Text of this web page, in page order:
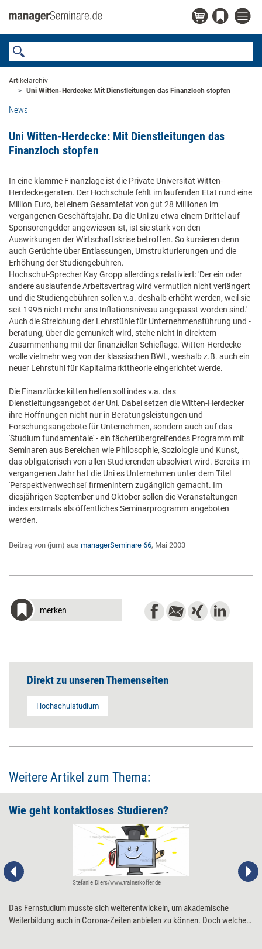
Artikelarchiv
Uni Witten-Herdecke: Mit Dienstleitungen das Finanzloch stopfen
News
Uni Witten-Herdecke: Mit Dienstleitungen das
Finanzloch stopfen
In eine klamme Finanzlage ist die Private Universität Witten-
Herdecke geraten. Der Hochschule fehlt im laufenden Etat rund eine
Million Euro, bei einem Gesamtetat von gut 28 Millionen im
vergangenen Geschäftsjahr. Da die Uni zu etwa einem Drittel auf
Sponsorengelder angewiesen ist, ist sie stark von den
Auswirkungen der Wirtschaftskrise betroffen. So kursieren denn
auch Gerüchte über Entlassungen, Umstrukturierungen und die
Erhöhung der Studiengebühren.
Hochschul-Sprecher Kay Gropp allerdings relativiert: 'Der ein oder
andere auslaufende Arbeitsvertrag wird vermutlich nicht verlängert
und die Studiengebühren sollen v.a. deshalb erhöht werden, weil sie
seit 1995 nicht mehr ans Inflationsniveau angepasst worden sind.'
Auch die Streichung der Lehrstühle für Unternehmensführung und -
beratung, über die gemunkelt wird, stehe nicht in direktem
Zusammenhang mit der finanziellen Schieflage. Witten-Herdecke
wolle vielmehr weg von der klassischen BWL, weshalb z.B. auch ein
neuer Lehrstuhl für Kapitalmarkttheorie eingerichtet werde.
Die Finanzlücke kitten helfen soll indes v.a. das
Dienstleitungsangebot der Uni. Dabei setzen die Witten-Herdecker
ihre Hoffnungen nicht nur in Beratungsleistungen und
Forschungsangebote für Unternehmen, sondern auch auf das
'Studium fundamentale' - ein fächerübergreifendes Programm mit
Seminaren aus Bereichen wie Philosophie, Soziologie und Kunst,
das obligatorisch von allen Studierenden absolviert wird. Bereits im
vergangenen Jahr hat die Uni es Unternehmen unter dem Titel
'Perspektivenwechsel' firmenintern zugänglich gemacht. Im
diesjährigen September und Oktober sollen die Veranstaltungen
indes erstmals als öffentliches Seminarprogramm angeboten
werden.
Beitrag von (jum) aus managerSeminare 66, Mai 2003
merken
Direkt zu unseren Themenseiten
Hochschulstudium
Weitere Artikel zum Thema:
Wie geht kontaktloses Studieren?
Stefanie Diers/www.trainerkoffer.de
Das Fernstudium musste sich weiterentwickeln, um akademische
Weiterbildung auch in Corona-Zeiten anbieten zu können. Doch welche